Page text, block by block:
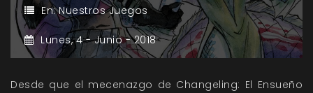
En:Nuestros Juegos
Lunes,4 -Junio -2018
Desde que el mecenazgo de Changeling: El Ensueño